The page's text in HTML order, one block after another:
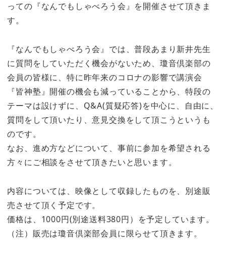
っての『なんでもしゃべろう会』を開催させて頂きま
す。
『なんでもしゃべろう会』では、普段あまり新井先生
に質問をしていただく機会がないため、瓊音倶楽部の
会員の皆様に、特に昨年来のコロナの影響で講演会
『皆神塾』開催の機会も減っていることから、特段の
テーマは設けずに、Q&A(質疑応答)を中心に、自由に、
質問をして頂いたり、意見交換をして頂こうというも
のです。
なお、進め方などについて、事前に参加を希望される
方々にご相談をさせて頂きたいと思います。
内容については、映像として収録したものを、別途販
売させて頂く予定です。
価格は、1000円(別途送料380円）を予定しています。
（注）販売は瓊音倶楽部会員に限らせて頂きます。